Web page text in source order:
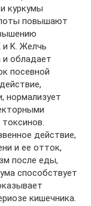
куркумы
повышают
и K. Желчь
и обладает
посевной
нормализует
действие,
и ее отток,
после еды,
способствует
кишечника.